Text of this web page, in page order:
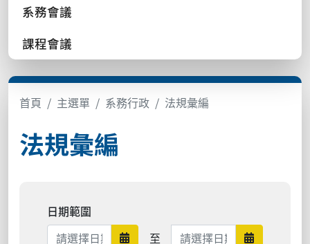
系務會議
課程會議
首頁 主選單 系務行政 法規彙編
法規彙編
日期範圍
日期範圍開始
至 日期範圍結束 日期範圍